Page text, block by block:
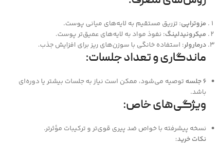
مزوتراپی: تزریق مستقیم به لایه‌های میانی پوست.
میکرونیدلینگ: نفوذ مواد به لایه‌های عمیق‌تر پوست.
درمارولر: استفاده خانگی با سوزن‌های ریز برای افزایش جذب.
ماندگاری و تعداد جلسات:
۶ جلسه
توصیه می‌شود، ممکن است نیاز به جلسات بیشتر یا دوره‌ای
باشد.
ویژگی‌های خاص:
نسخه پیشرفته با خواص ضد پیری قوی‌تر و ترکیبات مؤثرتر.
نکات خرید: